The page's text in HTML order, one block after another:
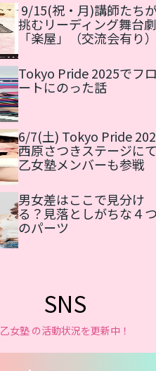
9/15(祝・月)講師たち
挑むリーディング舞台劇
「楽屋」（交流会有り）
Tokyo Pride 2025でフロ
ートにのった話
6/7(土) Tokyo Pride
西原さつきステージにて
乙女塾メンバーも参戦
男女差はここで見分け
る？見落としがちな４つ
のパーツ
SNS
乙女塾 の活動状況を更新中！